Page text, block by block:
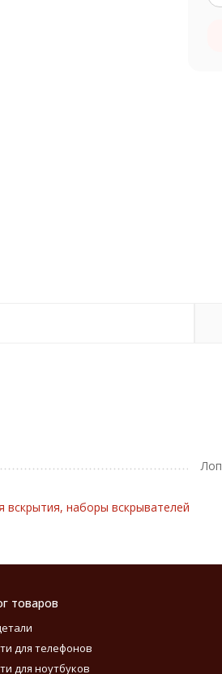
вскрытия, наборы вскрывателей
товаров
для телефонов
для ноутбуков